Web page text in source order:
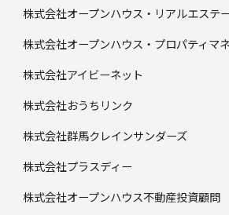
株式会社オープンハウス・リアルエステ
株式会社オープンハウス・プロパティマ
株式会社アイビーネット
株式会社おうちリンク
株式会社群馬クレインサンダーズ
株式会社プラスディー
株式会社オープンハウス不動産投資顧問